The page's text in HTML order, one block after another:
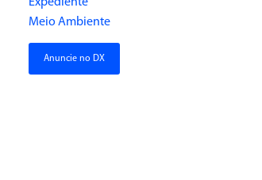
Meio Ambiente
Anuncie no DX